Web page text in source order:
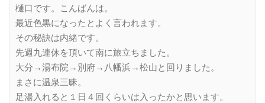
樋口です。こんばんは。
最近色黒になったとよく言われます。
その秘訣は内緒です。
先週九連休を頂いて南に旅立ちました。
大分→湯布院→別府→八幡浜→松山と回りました。
まさに温泉三昧。
足湯入れると１日４回くらいは入ったかと思います。